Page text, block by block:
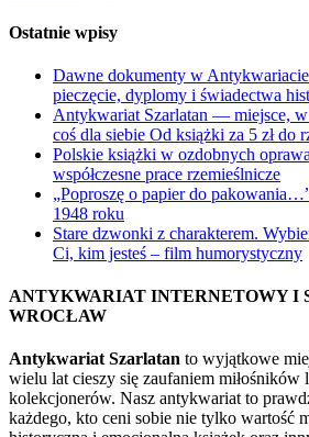
Ostatnie wpisy
Dawne dokumenty w
pieczęcie, dyplomy i świadectwa
Antykwariat Szarlatan — miejsce,
coś dla siebie Od książki za 5 zł do
Polskie książki w ozdobnych
współczesne prace rzemieślnicze
„Poproszę o papier do
1948 roku
Stare dzwonki z charakterem.
Ci, kim jesteś – film humorystyczny
ANTYKWARIAT INTERNETOWY I
WROCŁAW
Antykwariat Szarlatan to wyjątkowe
wielu lat cieszy się zaufaniem miłośników
kolekcjonerów. Nasz antykwariat to
każdego, kto ceni sobie nie tylko wartość